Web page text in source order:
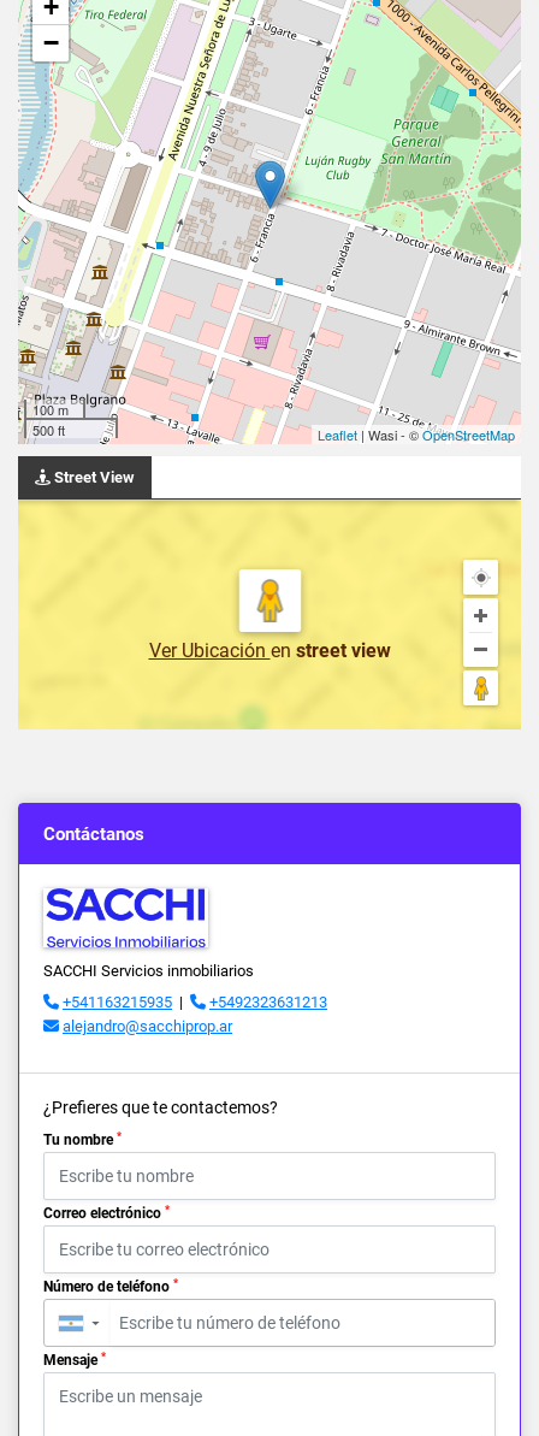
+
−
100 m
500 ft
Leaflet | Wasi - ©OpenStreetMap
Street View
Ver Ubicación en street view
Contáctanos
SACCHI Servicios inmobiliarios
+541163215935 |
+5492323631213
alejandro@sacchiprop.ar
¿Prefieres que te contactemos?
Tu nombre *
Correo electrónico *
Número de teléfono *
▼
Mensaje *